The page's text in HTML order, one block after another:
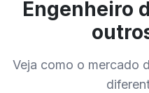
Engenheiro
Veja como o mercado